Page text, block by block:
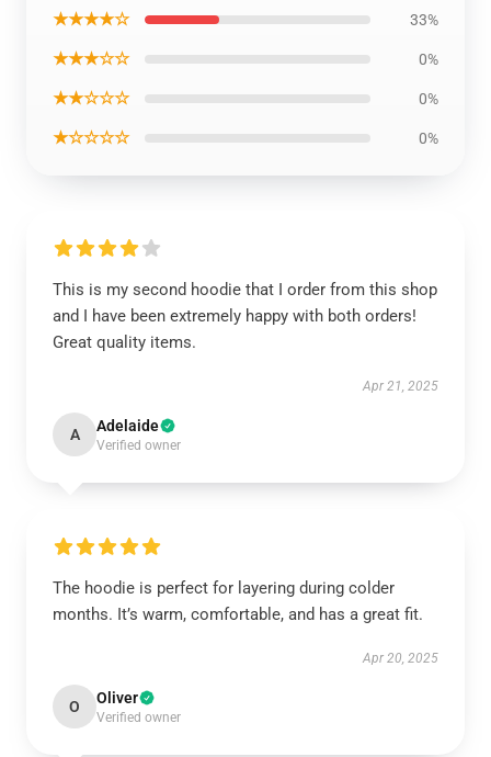
★★★★☆ 33%
★★★☆☆ 0%
★★☆☆☆ 0%
★☆☆☆☆ 0%
This is my second hoodie that I order from this shop
and I have been extremely happy with both orders!
Great quality items.
Apr 21, 2025
A Adelaide
Verified owner
The hoodie is perfect for layering during colder
months. It’s warm, comfortable, and has a great fit.
Apr 20, 2025
O Oliver
Verified owner